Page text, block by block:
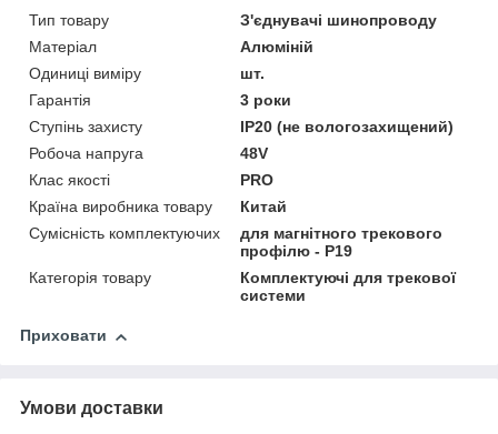
Тип товару
З'єднувачі шинопроводу
Матеріал
Алюміній
Одиниці виміру
шт.
Гарантія
3 роки
Ступінь захисту
IP20 (не вологозахищений)
Робоча напруга
48V
Клас якості
PRO
Країна виробника товару
Китай
Сумісність комплектуючих
для магнітного трекового
профілю - P19
Категорія товару
Комплектуючі для трекової
системи
Приховати
Умови доставки